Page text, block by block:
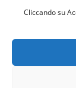
Cliccando su